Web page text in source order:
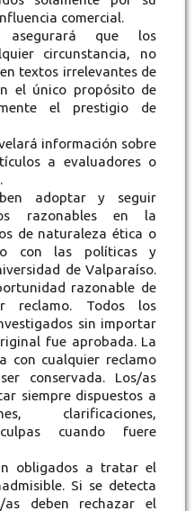
comercial.
que los
circunstancia, no
textos irrelevantes de
el único propósito de
el prestigio de
información sobre
a evaluadores o
adoptar y seguir
razonables en la
de naturaleza ética o
con las políticas y
de Valparaíso.
razonable de
reclamo. Todos los
sin importar
fue aprobada. La
con cualquier reclamo
conservada. Los/as
siempre dispuestos a
clarificaciones,
cuando fuere
obligados a tratar el
Si se detecta
as deben rechazar el